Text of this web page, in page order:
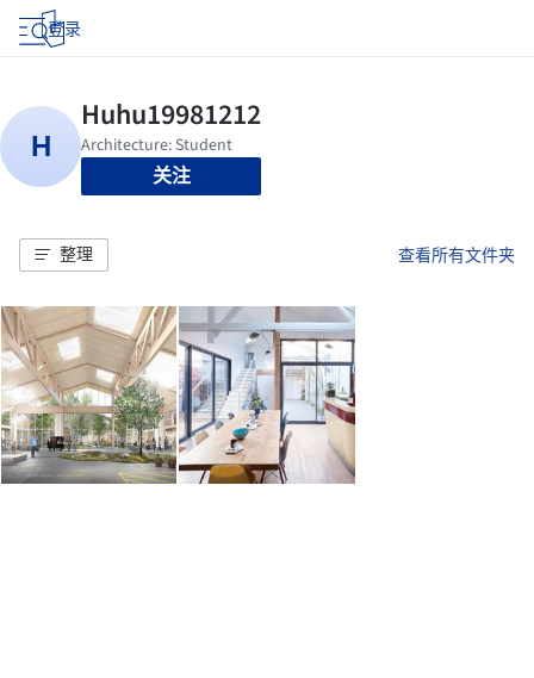
登录
关注
整理 查看所有文件夹